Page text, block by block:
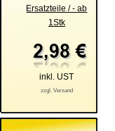
Ersatzteile / - ab
1Stk
inkl. UST
zzgl. Versand